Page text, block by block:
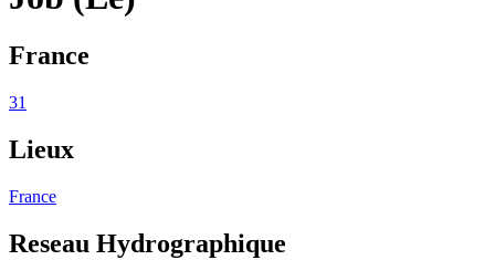
France
31
Lieux
France
Reseau Hydrographique